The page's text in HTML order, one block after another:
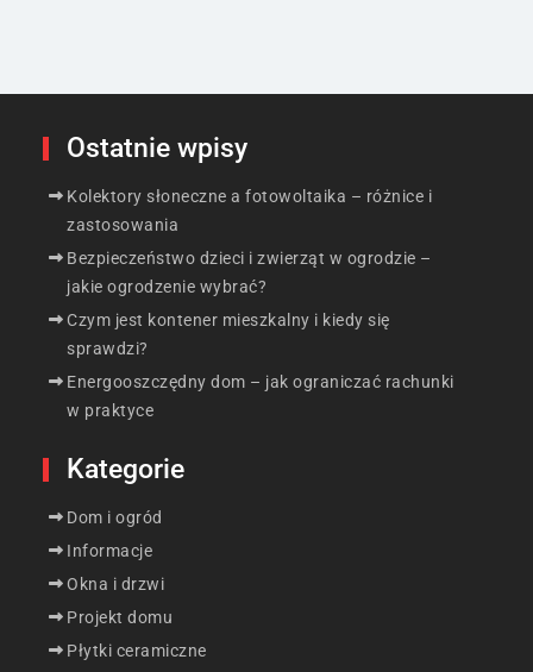
Ostatnie wpisy
Kolektory słoneczne a fotowoltaika – różnice i
zastosowania
Bezpieczeństwo dzieci i zwierząt w ogrodzie –
jakie ogrodzenie wybrać?
Czym jest kontener mieszkalny i kiedy się
sprawdzi?
Energooszczędny dom – jak ograniczać rachunki
w praktyce
Kategorie
Dom i ogród
Informacje
Okna i drzwi
Projekt domu
Płytki ceramiczne